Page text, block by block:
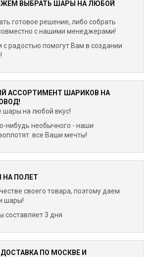
ВЫБРАТЬ ШАРЫ НА ЛЮБОЙ
готовое решение, либо собрать
с нашими менеджерами!
с радостью помогут Вам в создании
АССОРТИМЕНТ ШАРИКОВ НА
шары на любой вкус!
нибудь необычного - наши
все Ваши мечты!
НА ПОЛЕТ
своего товара, поэтому даем
шары!
составляет 3 дня
ПО МОСКВЕ И